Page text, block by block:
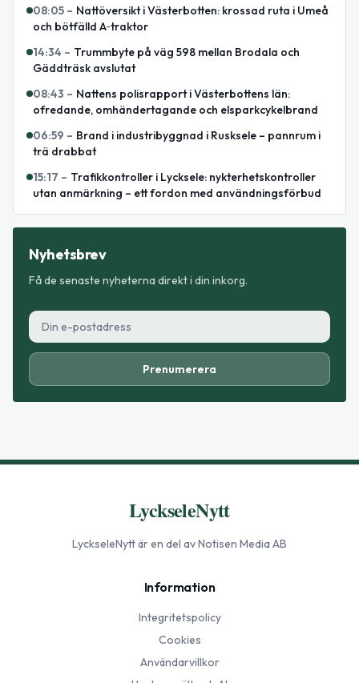
08:05 – Nattöversikt i Västerbotten: krossad ruta i Umeå
och bötfälld A‑traktor
14:34 – Trummbyte på väg 598 mellan Brodala och
Gäddträsk avslutat
08:43 – Nattens polisrapport i Västerbottens län:
ofredande, omhändertagande och elsparkcykelbrand
06:59 – Brand i industribyggnad i Rusksele – pannrum i
trä drabbat
15:17 – Trafikkontroller i Lycksele: nykterhetskontroller
utan anmärkning – ett fordon med användningsförbud
Nyhetsbrev
Få de senaste nyheterna direkt i din inkorg.
Prenumerera
LyckseleNytt
LyckseleNyttär en del av Notisen Media AB
Information
Integritetspolicy
Cookies
Användarvillkor